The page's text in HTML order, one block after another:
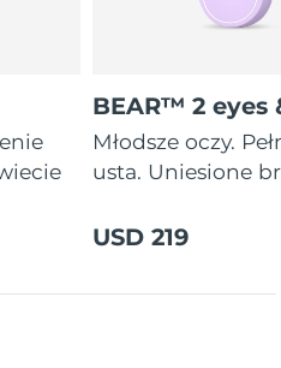
BEAR™ 2 eyes
Młodsze oczy.
usta. Uniesione
USD 219
Oczekiwany czas dostawy
8/17/26
8/9/26